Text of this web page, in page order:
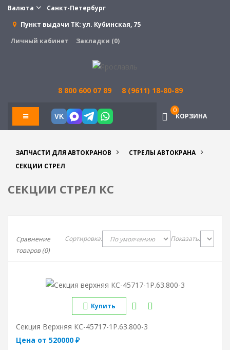
Валюта
Санкт-Петербург
Пункт выдачи ТК:ул. Кубинская, 75
Личный кабинет
Закладки (0)
8 800 600 07 89 8 (9611) 18-80-89
VK КОРЗИНА
0
ЗАПЧАСТИ ДЛЯ АВТОКРАНОВ
СТРЕЛЫ АВТОКРАНА
СЕКЦИИ СТРЕЛ
СЕКЦИИ СТРЕЛ КС
Сравнение
товаров (0)
Сортировка: Показать:
Купить
Секция Верхняя КС-45717-1Р.63.800-3
Цена от 520000 ₽